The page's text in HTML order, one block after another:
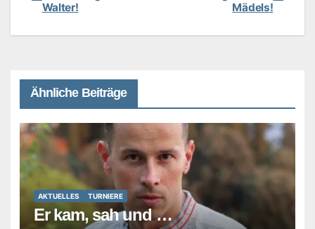
Mädels!
Walter!
Ähnliche Beiträge
AKTUELLES TURNIERE
Er kam, sah und …